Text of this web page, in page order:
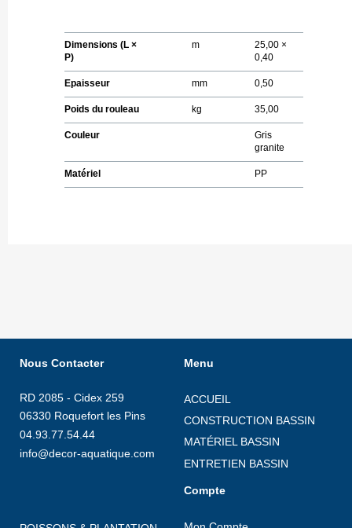
Dimensions (L ×
P)
m
25,00 ×
0,40
Epaisseur mm 0,50
Poids du rouleau kg 35,00
Couleur
Gris
granite
Matériel PP
Nous Contacter
RD 2085 - Cidex 259
06330 Roquefort les Pins
04.93.77.54.44
info@decor-aquatique.com
Menu
ACCUEIL
CONSTRUCTION BASSIN
MATÉRIEL BASSIN
ENTRETIEN BASSIN
Compte